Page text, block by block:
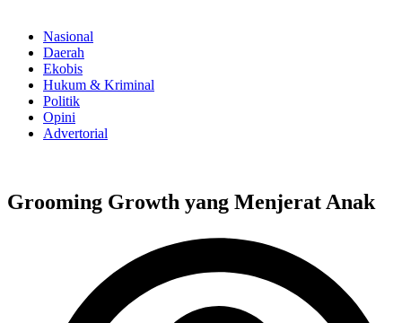
Nasional
Daerah
Ekobis
Hukum & Kriminal
Politik
Opini
Advertorial
Grooming Growth yang Menjerat Anak